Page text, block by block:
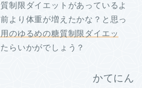
制限ダイエットがあっているよ
より体重が増えたかな？と思っ
のゆるめの糖質制限ダイエッ
らいかがでしょう？
かてにん